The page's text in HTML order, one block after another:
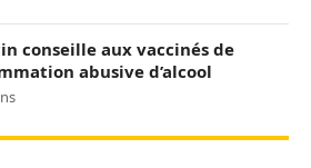
conseille aux vaccinés de
abusive d’alcool